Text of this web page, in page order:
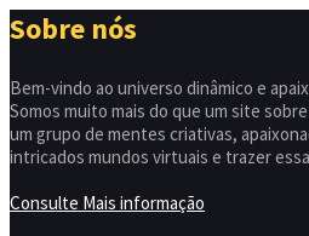
Sobre nós
Bem-vindo ao universo dinâmico e
Somos muito mais do que um site
um grupo de mentes criativas,
intricados mundos virtuais e trazer
Consulte Mais informação